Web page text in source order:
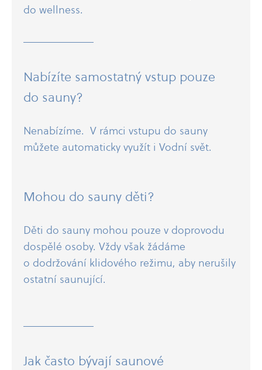
do wellness.
Nabízíte samostatný vstup pouze
do sauny?
Nenabízíme. V rámci vstupu do sauny
můžete automaticky využít i Vodní svět.
Mohou do sauny děti?
Děti do sauny mohou pouze v doprovodu
dospělé osoby. Vždy však žádáme
o dodržování klidového režimu, aby nerušily
ostatní saunující.
Jak často bývají saunové